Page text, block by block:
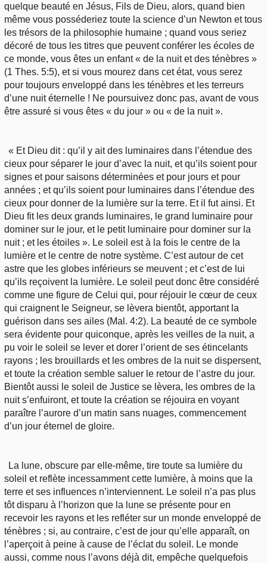
quelque beauté en Jésus, Fils de Dieu, alors, quand bien
même vous posséderiez toute la science d’un Newton et tous
les trésors de la philosophie humaine ; quand vous seriez
décoré de tous les titres que peuvent conférer les écoles de
ce monde, vous êtes un enfant « de la nuit et des ténèbres »
(1 Thes. 5:5), et si vous mourez dans cet état, vous serez
pour toujours enveloppé dans les ténèbres et les terreurs
d’une nuit éternelle ! Ne poursuivez donc pas, avant de vous
être assuré si vous êtes « du jour » ou « de la nuit ».
« Et Dieu dit : qu’il y ait des luminaires dans l’étendue des
cieux pour séparer le jour d’avec la nuit, et qu’ils soient pour
signes et pour saisons déterminées et pour jours et pour
années ; et qu’ils soient pour luminaires dans l’étendue des
cieux pour donner de la lumière sur la terre. Et il fut ainsi. Et
Dieu fit les deux grands luminaires, le grand luminaire pour
dominer sur le jour, et le petit luminaire pour dominer sur la
nuit ; et les étoiles ». Le soleil est à la fois le centre de la
lumière et le centre de notre système. C’est autour de cet
astre que les globes inférieurs se meuvent ; et c’est de lui
qu’ils reçoivent la lumière. Le soleil peut donc être considéré
comme une figure de Celui qui, pour réjouir le cœur de ceux
qui craignent le Seigneur, se lèvera bientôt, apportant la
guérison dans ses ailes (Mal. 4:2). La beauté de ce symbole
sera évidente pour quiconque, après les veilles de la nuit, a
pu voir le soleil se lever et dorer l’orient de ses étincelants
rayons ; les brouillards et les ombres de la nuit se dispersent,
et toute la création semble saluer le retour de l’astre du jour.
Bientôt aussi le soleil de Justice se lèvera, les ombres de la
nuit s’enfuiront, et toute la création se réjouira en voyant
paraître l’aurore d’un matin sans nuages, commencement
d’un jour éternel de gloire.
La lune, obscure par elle-même, tire toute sa lumière du
soleil et reflète incessamment cette lumière, à moins que la
terre et ses influences n’interviennent. Le soleil n’a pas plus
tôt disparu à l’horizon que la lune se présente pour en
recevoir les rayons et les refléter sur un monde enveloppé de
ténèbres ; si, au contraire, c’est de jour qu’elle apparaît, on
l’aperçoit à peine à cause de l’éclat du soleil. Le monde
aussi, comme nous l’avons déjà dit, empêche quelquefois